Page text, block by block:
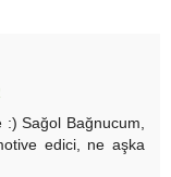
:) Sağol Bağnucum,
edici, ne aşka